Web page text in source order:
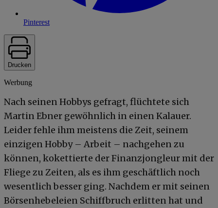
Pinterest
Drucken
Werbung
Nach seinen Hobbys gefragt, flüchtete sich
Martin Ebner gewöhnlich in einen Kalauer.
Leider fehle ihm meistens die Zeit, seinem
einzigen Hobby – Arbeit – nachgehen zu
können, kokettierte der Finanzjongleur mit der
Fliege zu Zeiten, als es ihm geschäftlich noch
wesentlich besser ging. Nachdem er mit seinen
Börsenhebeleien Schiffbruch erlitten hat und